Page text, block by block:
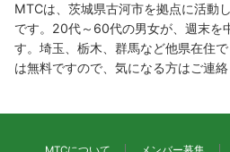
MTCは、茨城県古河市を拠点に活動
です。20代～60代の男女が、週末を
す。埼玉、栃木、群馬など他県在住
は無料ですので、気になる方はご連絡